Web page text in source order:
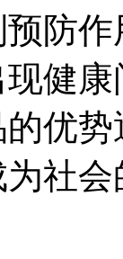
防
健
优
社